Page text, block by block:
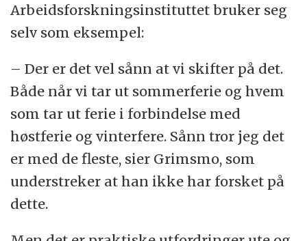
Arbeidsforskningsinstituttet bruker seg
selv som eksempel:
– Der er det vel sånn at vi skifter på det.
Både når vi tar ut sommerferie og hvem
som tar ut ferie i forbindelse med
høstferie og vinterfere. Sånn tror jeg det
er med de fleste, sier Grimsmo, som
understreker at han ikke har forsket på
dette.